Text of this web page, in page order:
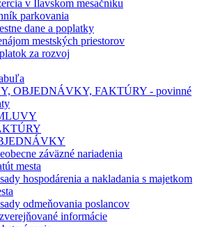
v Ilavskom mesačníku
parkovania
dane a poplatky
mestských priestorov
za rozvoj
OBJEDNÁVKY, FAKTÚRY - povinné
záväzné nariadenia
mesta
hospodárenia a nakladania s majetkom
odmeňovania poslancov
informácie